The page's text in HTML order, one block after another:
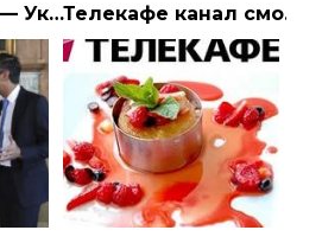
З Ріші Сунаком — Україна спілкувався лідер Володимир Зеленський Телекафе канал смотреть онлайн